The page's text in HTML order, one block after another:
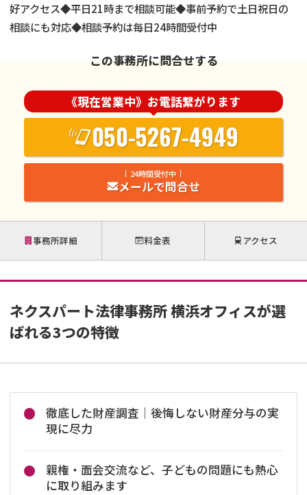
好アクセス◆平日21時まで相談可能◆事前予約で土日祝日の
相談にも対応◆相談予約は毎日24時間受付中
この事務所に問合せする
《現在営業中》お電話繋がります
050-5267-4949
24時間受付中
メールで問合せ
事務所詳細 料金表 アクセス
ネクスパート法律事務所 横浜オフィスが選
ばれる3つの特徴
徹底した財産調査｜後悔しない財産分与の実
現に尽力
親権・面会交流など、子どもの問題にも熱心
に取り組みます